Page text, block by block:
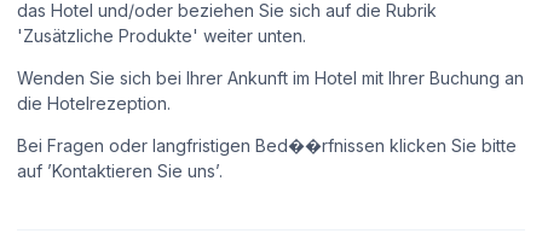
das Hotel und/oder beziehen Sie sich auf die Rubrik
'Zusätzliche Produkte' weiter unten.
Wenden Sie sich bei Ihrer Ankunft im Hotel mit Ihrer Buchung an
die Hotelrezeption.
Bei Fragen oder langfristigen Bed��rfnissen klicken Sie bitte
auf ’Kontaktieren Sie uns’.